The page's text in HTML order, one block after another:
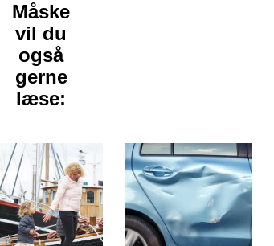
Måske
vil du
også
gerne
læse: